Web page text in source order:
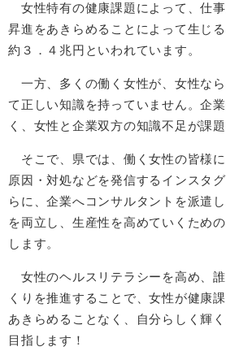
女性特有の健康課題によって、仕事
昇進をあきらめることによって生じ
約３．４兆円といわれています。
一方、多くの働く女性が、女性な
て正しい知識を持っていません。企
く、女性と企業双方の知識不足が課
そこで、県では、働く女性の皆様
原因・対処などを発信するインスタ
らに、企業へコンサルタントを派遣
を両立し、生産性を高めていくため
します。
女性のヘルスリテラシーを高め、
くりを推進することで、女性が健康
あきらめることなく、自分らしく輝
目指します！